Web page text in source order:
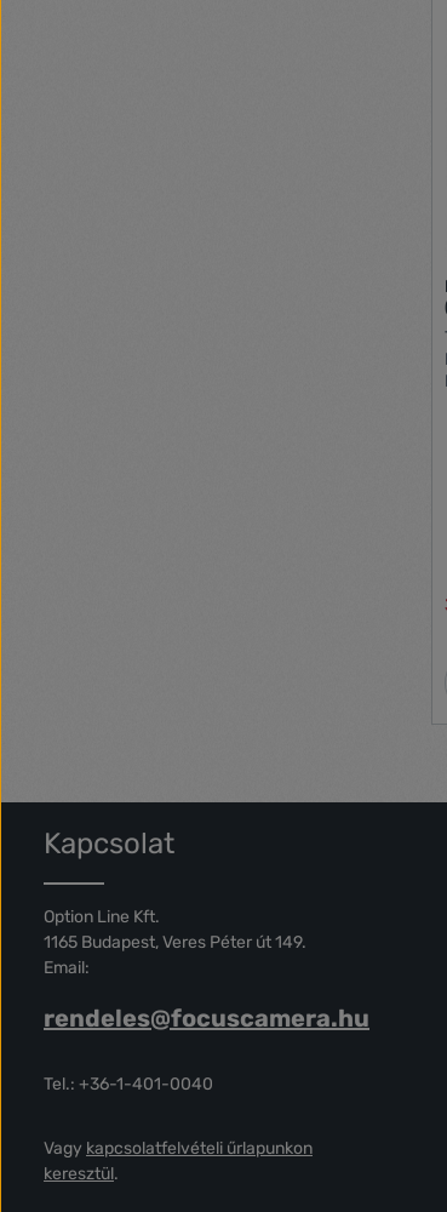
Kapcsolat
Option Line Kft.
1165 Budapest, Veres Péter út 149.
Email:
rendeles@focuscamera.hu
Tel.: +36-1-401-0040
Vagy kapcsolatfelvételi űrlapunkon
keresztül.